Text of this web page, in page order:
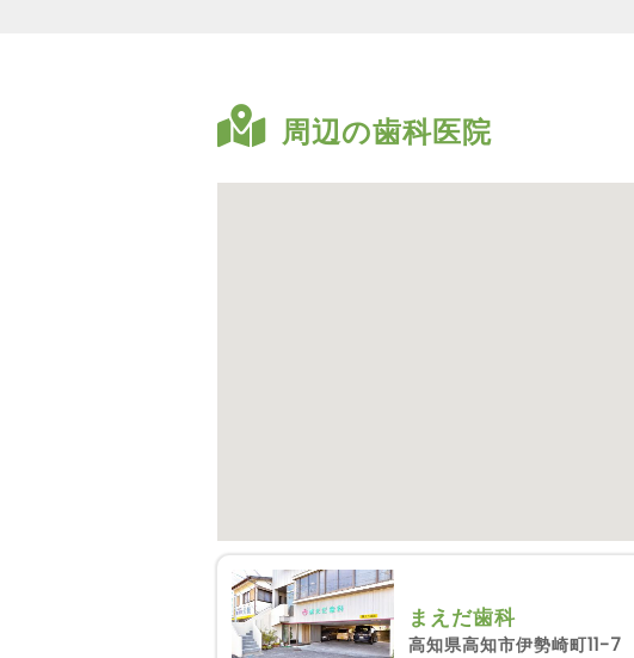
周辺の歯科医院
まえだ歯科
高知県高知市伊勢崎町11-7